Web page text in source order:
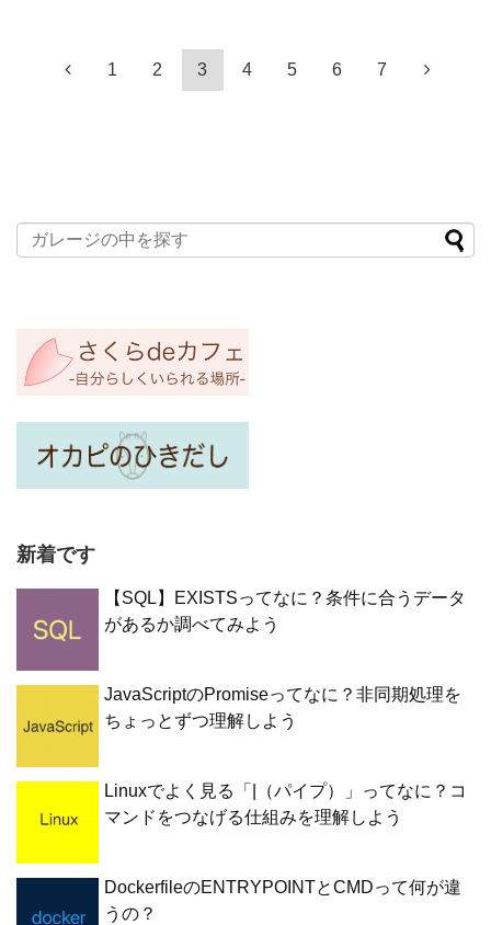
1 2 3 4 5 6 7
新着です
【SQL】EXISTSってなに？条件に合うデータ
があるか調べてみよう
JavaScriptのPromiseってなに？非同期処理を
ちょっとずつ理解しよう
Linuxでよく見る「|（パイプ）」ってなに？コ
マンドをつなげる仕組みを理解しよう
DockerfileのENTRYPOINTとCMDって何が違
うの？